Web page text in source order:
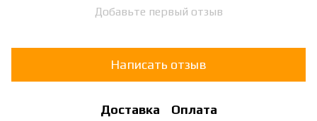
Добавьте первый отзыв
Написать отзыв
Доставка Оплата